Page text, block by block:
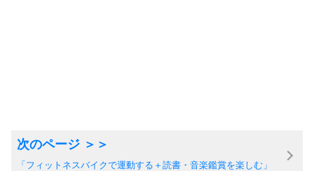
「フィットネスバイクで運動する＋読書・音楽鑑賞を楽しむ」